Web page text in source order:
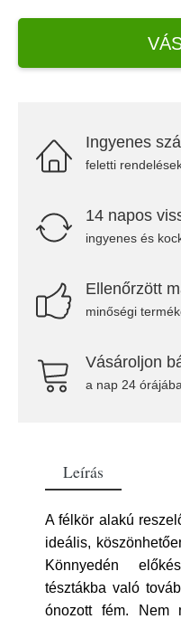
Ingyenes
feletti
14 napos
ingyenes és
Ellenőrzött
minőségi
Vásároljon
a nap 24
Leírás
A félkör alakú
ideális,
Könnyedén
tésztákba való
ónozott fém. Nem